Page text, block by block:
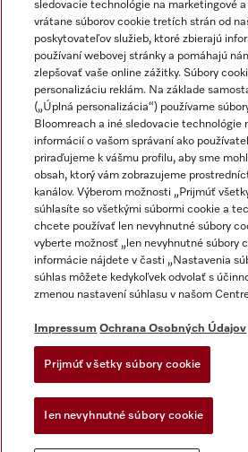
Impressum
Obchodné podmienky
Ochrana osobných údajov
Dodacie podmienky
Akt o digitalnych sluzbach
Miele na Instagrame
Miele na YouTube
sledovacie technológie na marketingové
vrátane súborov cookie tretích strán od
poskytovateľov služieb, ktoré zbierajú
používaní webovej stránky a pomáhajú
zlepšovať vaše online zážitky. Súbory
personalizáciu reklám. Na základe
(„Úplná personalizácia“) používame
Bloomreach a iné sledovacie technológie
informácií o vašom správaní ako
priraďujeme k vášmu profilu, aby sme
obsah, ktorý vám zobrazujeme
kanálov. Výberom možnosti „Prijmúť
súhlasíte so všetkými súbormi cookie a
chcete používať len nevyhnutné súbory
vyberte možnosť „len nevyhnutné súbory
informácie nájdete v časti „Nastavenia
súhlas môžete kedykoľvek odvolať s
zmenou nastavení súhlasu v našom
Impressum Ochrana Osobných Údajov
Prijmúť všetky súbory cookie
Ien nevyhnutné súbory cookie